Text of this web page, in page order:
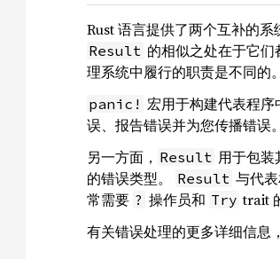
Rust 语言提供了两个互补的
Result 的相似之处在于它
理系统中履行的职责是不同的。
panic! 宏用于构建代表程
误、报告错误并为您传播错误。
另一方面， Result 用于包装
的错误类型。 Result 与代
常需要 ? 操作员和 Try trait
有关错误处理的更多详细信息